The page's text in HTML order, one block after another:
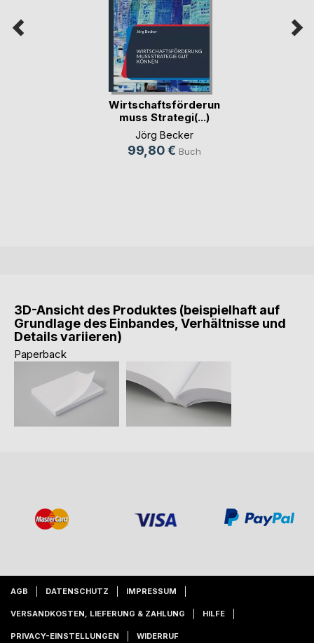
Wirtschaftsförderung
muss Strategi(...)
Jörg Becker
99,80 € Buch
3D-Ansicht des Produktes (beispielhaft auf
Grundlage des Einbandes, Verhältnisse und
Details variieren)
Paperback
AGB DATENSCHUTZ IMPRESSUM
VERSANDKOSTEN, LIEFERUNG & ZAHLUNG HILFE
PRIVACY-EINSTELLUNGEN WIDERRUF